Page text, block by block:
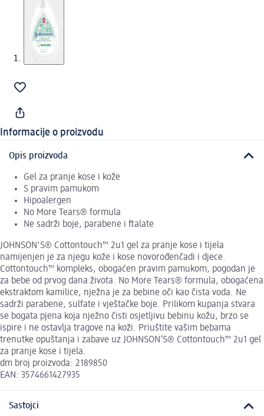
Informacije o proizvodu
Opis proizvoda
Gel za pranje kose i kože
S pravim pamukom
Hipoalergen
No More Tears® formula
Ne sadrži boje, parabene i ftalate
JOHNSON'S® Cottontouch™ 2u1 gel za pranje kose i tijela
namijenjen je za njegu kože i kose novorođenčadi i djece.
Cottontouch™ kompleks, obogaćen pravim pamukom, pogodan je
za bebe od prvog dana života. No More Tears® formula, obogaćena
ekstraktom kamilice, nježna je za bebine oči kao čista voda. Ne
sadrži parabene, sulfate i vještačke boje. Prilikom kupanja stvara
se bogata pjena koja nježno čisti osjetljivu bebinu kožu, brzo se
ispire i ne ostavlja tragove na koži. Priuštite vašim bebama
trenutke opuštanja i zabave uz JOHNSON’S® Cottontouch™ 2u1 gel
za pranje kose i tijela.
dm broj proizvoda: 2189850
EAN: 3574661427935
Sastojci